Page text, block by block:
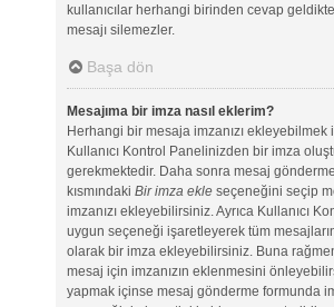
kullanıcılar herhangi birinden cevap
mesajı silemezler.
Başa dön
Mesajıma bir imza nasıl eklerim?
Herhangi bir mesaja imzanızı ekleyebilmek
Kullanıcı Kontrol Panelinizden bir imza
gerekmektedir. Daha sonra mesaj
kısmındaki Bir imza ekleseçeneğini seçip
imzanızı ekleyebilirsiniz. Ayrıca Kullanıcı
uygun seçeneği işaretleyerek tüm
olarak bir imza ekleyebilirsiniz. Buna
mesaj için imzanızın eklenmesini
yapmak içinse mesaj gönderme formunda